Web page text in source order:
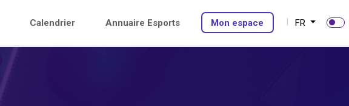
Calendrier Annuaire Esports Mon espace FR